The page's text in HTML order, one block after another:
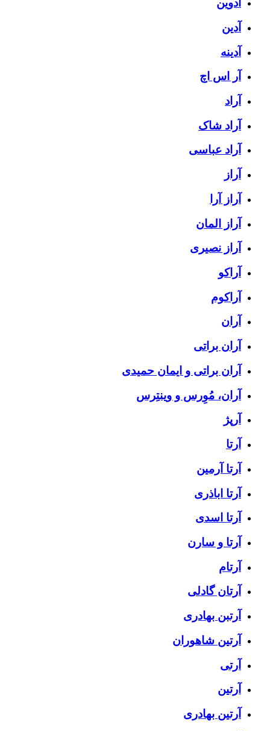
آدوین
آدین
آدینه
آر اس اچ
آراد
آراد شاک
آراد عباسی
آراز
آراز آرا
آراز المان
آراز نصیری
آراکو
آراکوم
آران
آران براتی
آران براتی و ایمان حمیدی
آران، مُوِرس و وینتِرس
آرپژ
آرتا
آرتا آرمین
آرتا اباذری
آرتا اسدی
آرتا و سارن
آرتام
آرتان گادلی
آرتبن بهادری
آرتين شاهوران
آرتی
آرتین
آرتین بهادری